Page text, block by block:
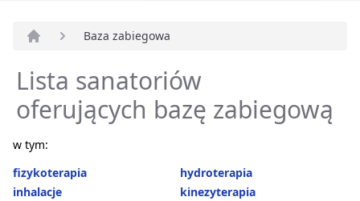
Baza zabiegowa
Lista sanatoriów
oferujących bazę zabiegową
w tym:
fizykoterapia
hydroterapia
inhalacje
kinezyterapia